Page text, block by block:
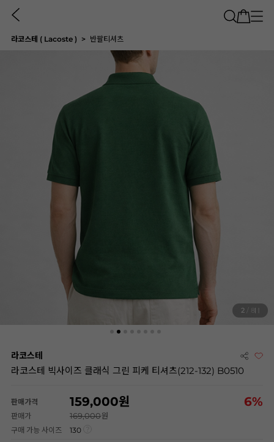
라코스테 ( Lacoste ) 반팔티셔츠
2 / 8
라코스테
라코스테 빅사이즈 클래식 그린 피케 티셔츠(212-132) B0510
판매가격 159,000 6%
판매가 169,000
구매 가능 사이즈 130